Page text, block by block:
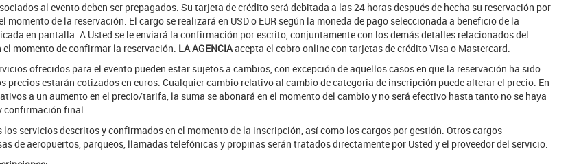
al evento deben ser prepagados. Su tarjeta de crédito será debitada a las 24 horas después de hecha su reservación por
momento de la reservación. El cargo se realizará en USD o EUR según la moneda de pago seleccionada a beneficio de la
en pantalla. A Usted se le enviará la confirmación por escrito, conjuntamente con los demás detalles relacionados del
momento de confirmar la reservación. LA AGENCIAacepta el cobro online con tarjetas de crédito Visa o Mastercard.
ofrecidos para el evento pueden estar sujetos a cambios, con excepción de aquellos casos en que la reservación ha sido
precios estarán cotizados en euros. Cualquier cambio relativo al cambio de categoria de inscripción puede alterar el precio. En
a un aumento en el precio/tarifa, la suma se abonará en el momento del cambio y no será efectivo hasta tanto no se haya
confirmación final.
los servicios descritos y confirmados en el momento de la inscripción, así como los cargos por gestión. Otros cargos
de aeropuertos, parqueos, llamadas telefónicas y propinas serán tratados directamente por Usted y el proveedor del servicio.